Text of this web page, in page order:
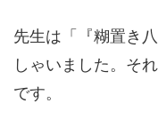
先生は「『糊置き
しゃいました。そ
です。